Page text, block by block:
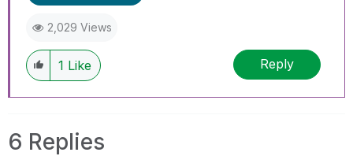
2,029 Views
1 Like Reply
6 Replies